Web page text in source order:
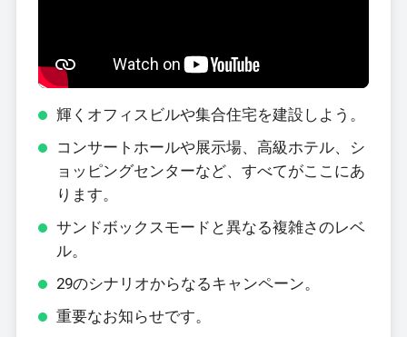
輝くオフィスビルや集合住宅を建設しよう。
コンサートホールや展示場、高級ホテル、シ
ョッピングセンターなど、すべてがここにあ
ります。
サンドボックスモードと異なる複雑さのレベ
ル。
29のシナリオからなるキャンペーン。
重要なお知らせです。